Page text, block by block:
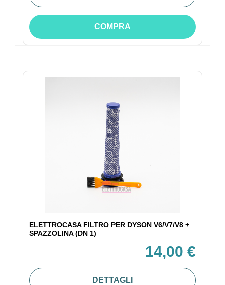
COMPRA
ELETTROCASA FILTRO PER DYSON V6/V7/V8 +
SPAZZOLINA (DN 1)
14,00 €
DETTAGLI